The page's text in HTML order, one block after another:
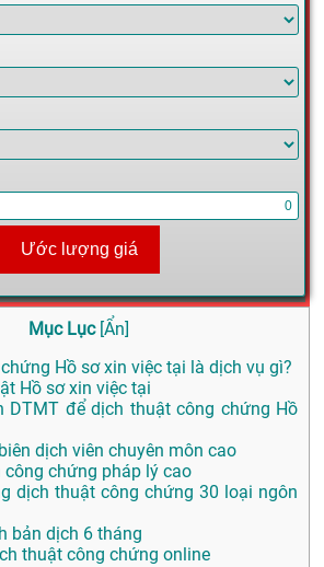
Ước lượng giá
Mục Lục [Ẩn]
Hồ sơ xin việc tại là dịch vụ gì?
Hồ sơ xin việc tại
DTMT để dịch thuật công chứng Hồ
dịch viên chuyên môn cao
công chứng pháp lý cao
dịch thuật công chứng 30 loại ngôn
bản dịch 6 tháng
thuật công chứng online